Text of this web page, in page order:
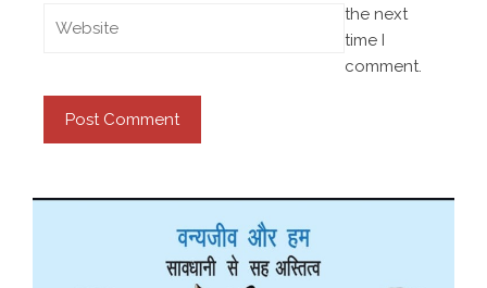
the next
time I
comment.